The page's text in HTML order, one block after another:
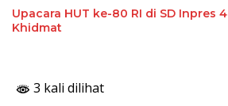
Upacara HUT ke-80 RI di SD Inpres
Khidmat
3 kali dilihat